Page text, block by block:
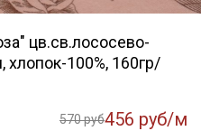
цв.св.лососево-
100%, 160гр/
570 руб456 руб/м